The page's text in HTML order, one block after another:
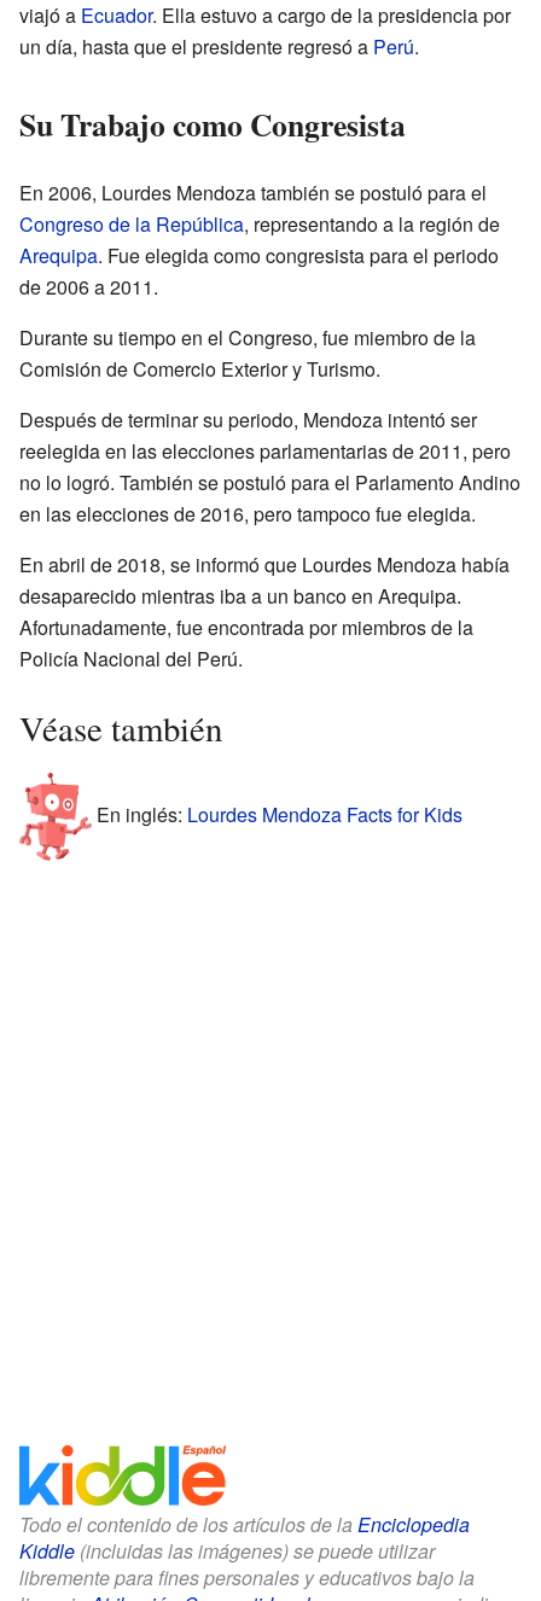
viajó a Ecuador. Ella estuvo a cargo de la presidencia por
un día, hasta que el presidente regresó a Perú.
Su Trabajo como Congresista
En 2006, Lourdes Mendoza también se postuló para el
Congreso de la República, representando a la región de
Arequipa. Fue elegida como congresista para el periodo
de 2006 a 2011.
Durante su tiempo en el Congreso, fue miembro de la
Comisión de Comercio Exterior y Turismo.
Después de terminar su periodo, Mendoza intentó ser
reelegida en las elecciones parlamentarias de 2011, pero
no lo logró. También se postuló para el Parlamento Andino
en las elecciones de 2016, pero tampoco fue elegida.
En abril de 2018, se informó que Lourdes Mendoza había
desaparecido mientras iba a un banco en Arequipa.
Afortunadamente, fue encontrada por miembros de la
Policía Nacional del Perú.
Véase también
En inglés: Lourdes Mendoza Facts for Kids
Todo el contenido de los artículos de la Enciclopedia
Kiddle (incluidas las imágenes) se puede utilizar
libremente para fines personales y educativos bajo la